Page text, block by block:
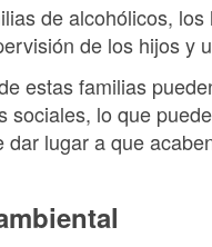
de alcohólicos,
de los hijos y
estas familias
sociales, lo que
dar lugar a que